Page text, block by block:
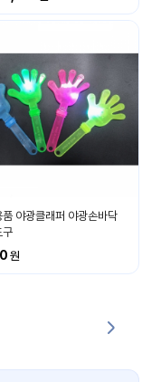
품 야광클래퍼 야광손바닥
구